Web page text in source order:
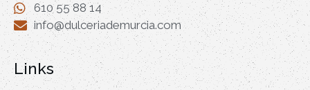
610 55 88 14
info@dulceriademurcia.com
Links